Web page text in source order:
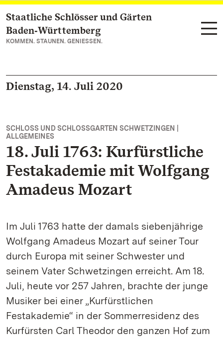
Zum Hauptinhalt springen
Staatliche Schlösser und Gärten
Baden‑Württemberg
KOMMEN. STAUNEN. GENIESSEN.
Dienstag, 14. Juli 2020
SCHLOSS UND SCHLOSSGARTEN SCHWETZINGEN |
ALLGEMEINES
18. Juli 1763: Kurfürstliche
Festakademie mit Wolfgang
Amadeus Mozart
Im Juli 1763 hatte der damals siebenjährige
Wolfgang Amadeus Mozart auf seiner Tour
durch Europa mit seiner Schwester und
seinem Vater Schwetzingen erreicht. Am 18.
Juli, heute vor 257 Jahren, brachte der junge
Musiker bei einer „Kurfürstlichen
Festakademie“ in der Sommerresidenz des
Kurfürsten Carl Theodor den ganzen Hof zum